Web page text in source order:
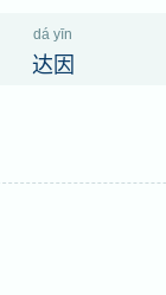
dá yīn
达因